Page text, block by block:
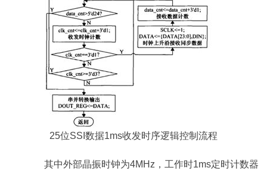
25位SSI数据1ms收发时序逻辑控制流程
其中外部晶振时钟为4MHz，工作时1ms定时计数器